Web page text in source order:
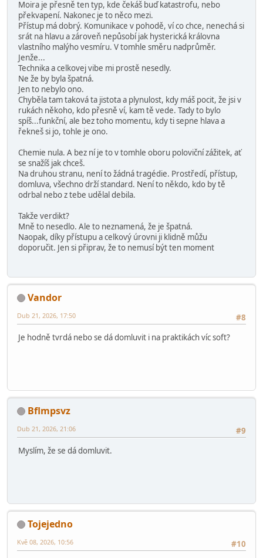
Moira je přesně ten typ, kde čekáš buď katastrofu, nebo
překvapení. Nakonec je to něco mezi.
Přístup má dobrý. Komunikace v pohodě, ví co chce, nenechá si
srát na hlavu a zároveň nepůsobí jak hysterická královna
vlastního malýho vesmíru. V tomhle směru nadprůměr.
Jenže...
Technika a celkovej vibe mi prostě nesedly.
Ne že by byla špatná.
Jen to nebylo ono.
Chyběla tam taková ta jistota a plynulost, kdy máš pocit, že jsi v
rukách někoho, kdo přesně ví, kam tě vede. Tady to bylo
spíš...funkční, ale bez toho momentu, kdy ti sepne hlava a
řekneš si jo, tohle je ono.
Chemie nula. A bez ní je to v tomhle oboru poloviční zážitek, ať
se snažíš jak chceš.
Na druhou stranu, není to žádná tragédie. Prostředí, přístup,
domluva, všechno drží standard. Není to někdo, kdo by tě
odrbal nebo z tebe udělal debila.
Takže verdikt?
Mně to nesedlo. Ale to neznamená, že je špatná.
Naopak, díky přístupu a celkový úrovni ji klidně můžu
doporučit. Jen si připrav, že to nemusí být ten moment
Vandor
#8
Dub 21, 2026, 17:50
Je hodně tvrdá nebo se dá domluvit i na praktikách víc soft?
Bflmpsvz
#9
Dub 21, 2026, 21:06
Myslím, že se dá domluvit.
Tojejedno
#10
Kvě 08, 2026, 10:56